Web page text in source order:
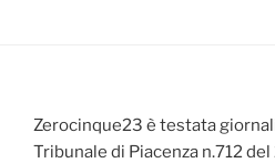
Zerocinque23 è testata
Tribunale di Piacenza n.712